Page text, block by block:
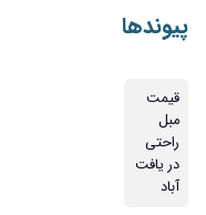
پیوندها
قیمت
مبل
راحتی
در یافت
آباد